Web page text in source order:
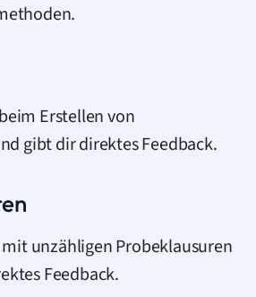
Erstellen von
gibt dir direktes Feedback.
mit unzähligen Probeklausuren
Feedback.